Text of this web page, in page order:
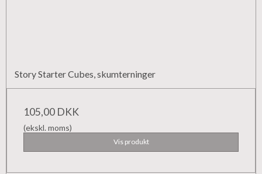
Story Starter Cubes, skumterninger
105,00 DKK
(ekskl. moms)
Vis produkt